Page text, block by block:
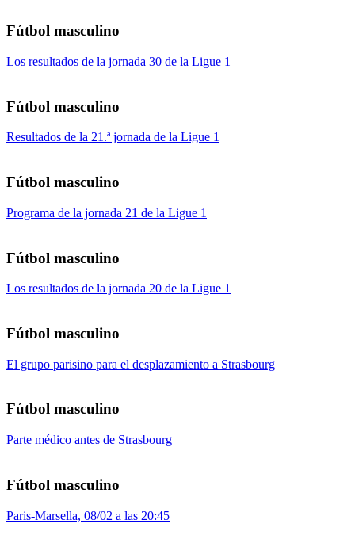
Fútbol masculino
Los resultados de la jornada 30 de la Ligue 1
Fútbol masculino
Resultados de la 21.ª jornada de la Ligue 1
Fútbol masculino
Programa de la jornada 21 de la Ligue 1
Fútbol masculino
Los resultados de la jornada 20 de la Ligue 1
Fútbol masculino
El grupo parisino para el desplazamiento a Strasbourg
Fútbol masculino
Parte médico antes de Strasbourg
Fútbol masculino
Paris-Marsella, 08/02 a las 20:45